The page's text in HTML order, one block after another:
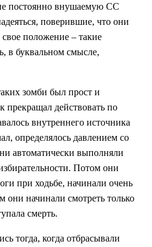
постоянно внушаемую СС
поверившие, что они
положение – такие
в буквальном смысле,
зомби был прост и
прекращал действовать по
внутреннего источника
определялось давлением со
автоматически выполняли
Потом они
при ходьбе, начинали очень
они начинали смотреть только
смерть.
тогда, когда отбрасывали